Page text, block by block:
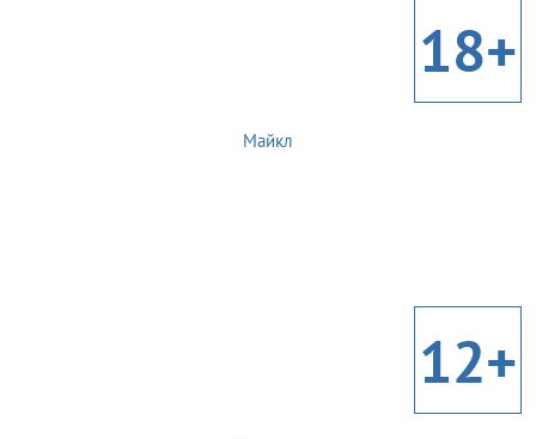
18+
Майкл
12+